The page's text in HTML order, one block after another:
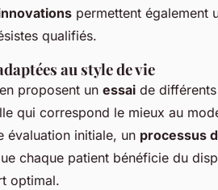
permettent également
qualifiés.
au style de vie
proposent un essai de
qui correspond le mieux au
évaluation initiale, un processus
chaque patient bénéficie du
optimal.